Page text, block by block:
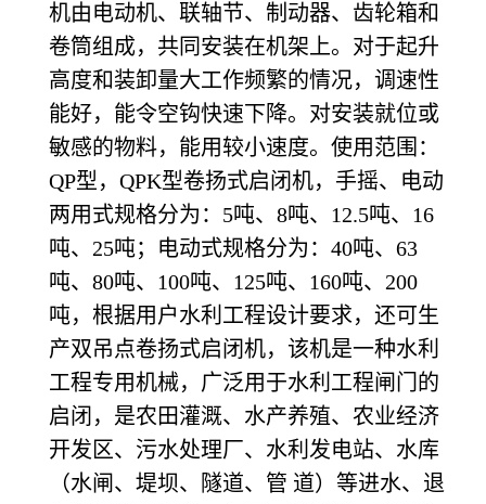
机由电动机、联轴节、制动器、齿轮箱和
卷筒组成，共同安装在机架上。对于起升
高度和装卸量大工作频繁的情况，调速性
能好，能令空钩快速下降。对安装就位或
敏感的物料，能用较小速度。使用范围：
QP型，QPK型卷扬式启闭机，手摇、电动
两用式规格分为：5吨、8吨、12.5吨、16
吨、25吨；电动式规格分为：40吨、63
吨、80吨、100吨、125吨、160吨、200
吨，根据用户水利工程设计要求，还可生
产双吊点卷扬式启闭机，该机是一种水利
工程专用机械，广泛用于水利工程闸门的
启闭，是农田灌溉、水产养殖、农业经济
开发区、污水处理厂、水利发电站、水库
（水闸、堤坝、隧道、管 道）等进水、退